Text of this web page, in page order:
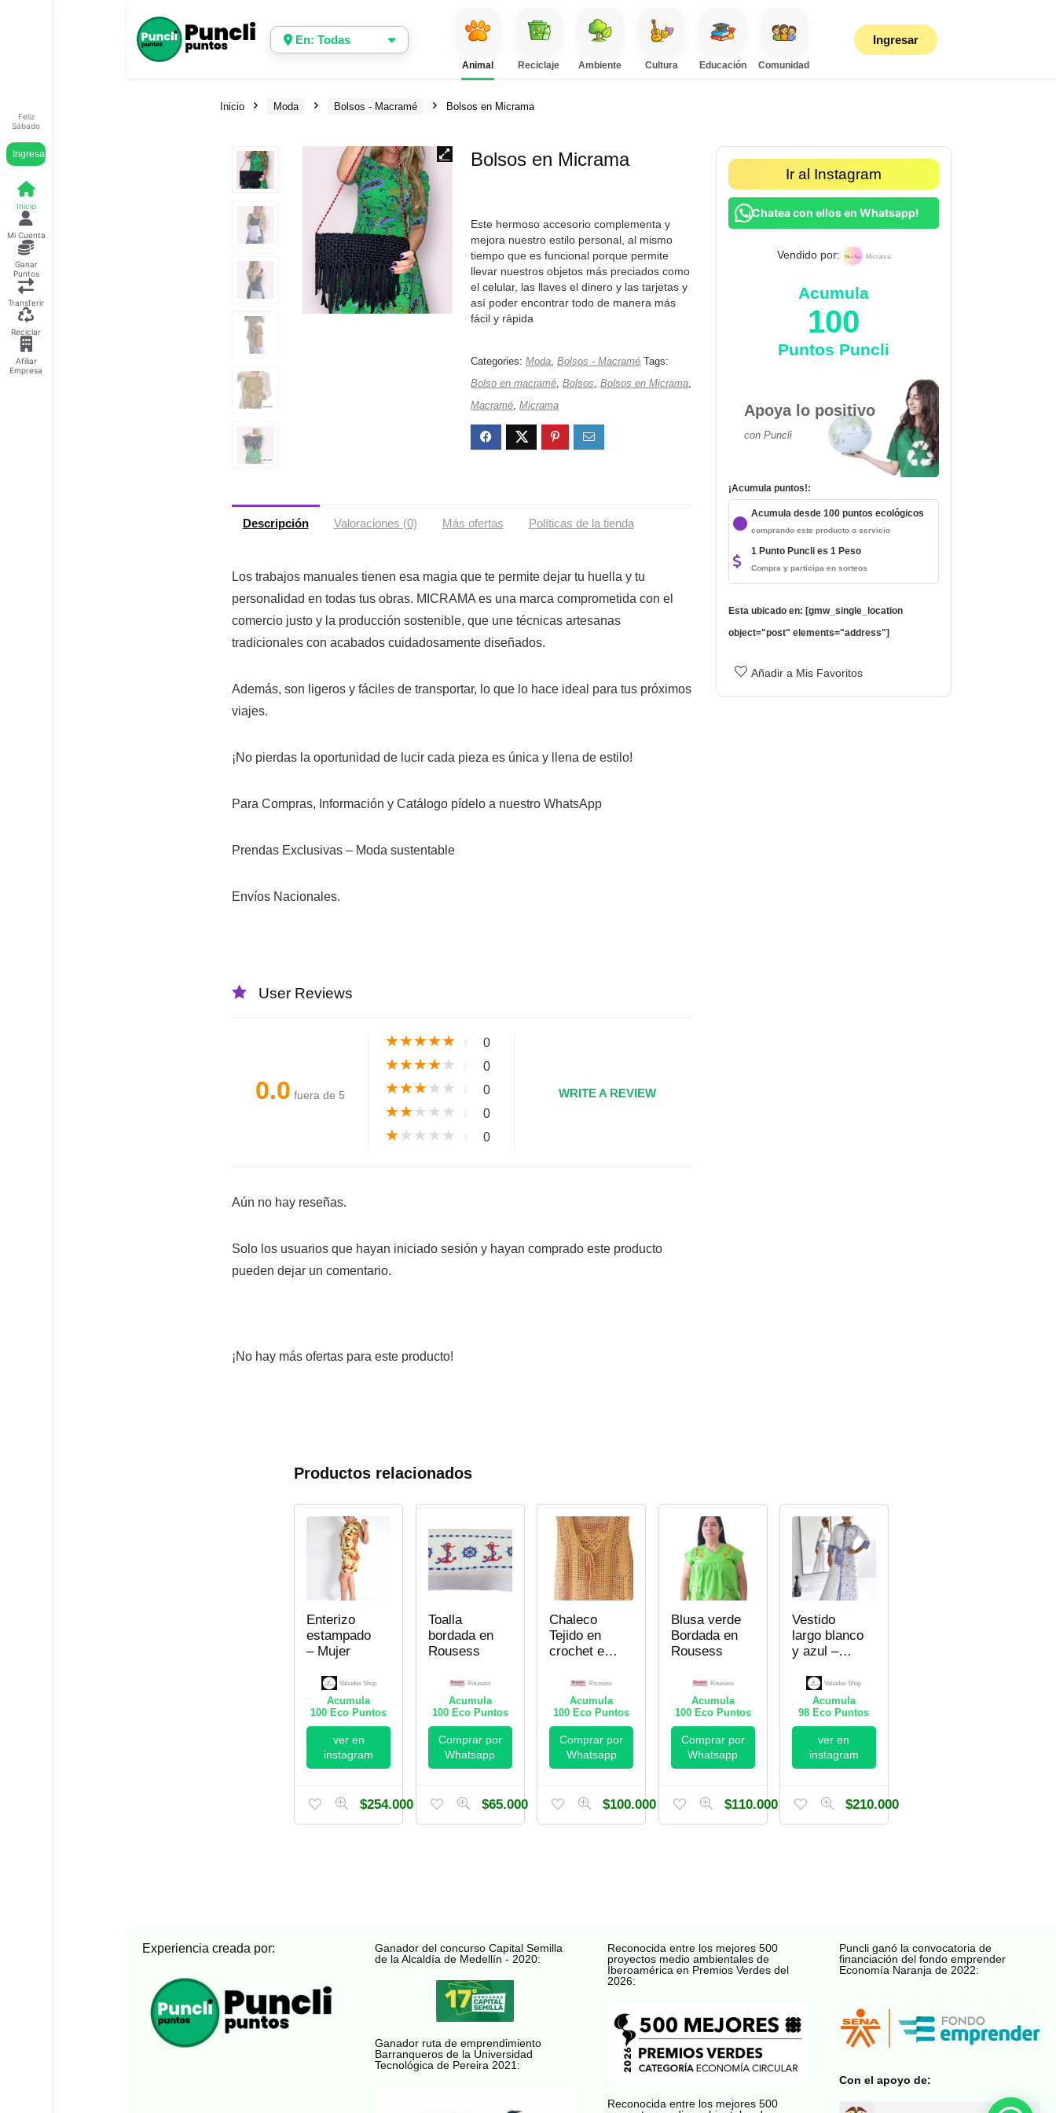
Feliz
Sábado
Ingresar
Inicio
Mi Cuenta
Ganar
Puntos
Transferir
Reciclar
Afiliar
Empresa
En: Todas
Animal Reciclaje Ambiente Cultura Educación Comunidad
Ingresar
Inicio Moda Bolsos - Macramé Bolsos en Micrama
Bolsos en Micrama
Este hermoso accesorio complementa y
mejora nuestro estilo personal, al mismo
tiempo que es funcional porque permite
llevar nuestros objetos más preciados como
el celular, las llaves el dinero y las tarjetas y
así poder encontrar todo de manera más
fácil y rápida
Categories:Moda,Bolsos - Macramé Tags:
Bolso en macramé,Bolsos,Bolsos en Micrama,
Macramé,Micrama
Descripción Valoraciones (0) Más ofertas Políticas de la tienda
Los trabajos manuales tienen esa magia que te permite dejar tu huella y tu
personalidad en todas tus obras. MICRAMA es una marca comprometida con el
comercio justo y la producción sostenible, que une técnicas artesanas
tradicionales con acabados cuidadosamente diseñados.
Además, son ligeros y fáciles de transportar, lo que lo hace ideal para tus próximos
viajes.
¡No pierdas la oportunidad de lucir cada pieza es única y llena de estilo!
Para Compras, Información y Catálogo pídelo a nuestro WhatsApp
Prendas Exclusivas – Moda sustentable
Envíos Nacionales.
User Reviews
0.0 fuera de 5
★★★★★ 0
★★★★★ 0
★★★★★ 0
★★★★★ 0
★★★★★ 0
WRITE A REVIEW
Aún no hay reseñas.
Solo los usuarios que hayan iniciado sesión y hayan comprado este producto
pueden dejar un comentario.
¡No hay más ofertas para este producto!
Ir al Instagram
¡Chatea con ellos en Whatsapp!
Vendido por: Micrama
Acumula
100
Puntos Puncli
Apoya lo positivo
con Puncli
¡Acumula puntos!:
Acumula desde 100 puntos ecológicos
comprando este producto o servicio
1 Punto Puncli es 1 Peso
Compra y participa en sorteos
Esta ubicado en: [gmw_single_location
object="post" elements="address"]
Añadir a Mis Favoritos
Productos relacionados
Enterizo
estampado
– Mujer
Vabadus Shop
Acumula
100 Eco Puntos
ver en
instagram
$254.000
Toalla
bordada en
Rousess
Rousess
Acumula
100Eco Puntos
Comprar por
Whatsapp
$65.000
Chaleco
Tejido en
crochet en
Rousess
Acumula
100 Eco Puntos
Comprar por
Whatsapp
$100.000
Blusa verde
Bordada en
Rousess
Rousess
Acumula
100Eco Puntos
Comprar por
Whatsapp
$110.000
Vestido
largo blanco
y azul –
Vabadus Shop
Acumula
98 Eco Puntos
ver en
instagram
$210.000
Experiencia creada por:
Ganador del concurso Capital Semilla
de la Alcaldía de Medellín - 2020:
Ganador ruta de emprendimiento
Barranqueros de la Universidad
Tecnológica de Pereira 2021:
Reconocida entre los mejores 500
proyectos medio ambientales de
Iberoamérica en Premios Verdes del
2026:
Reconocida entre los mejores 500
Puncli ganó la convocatoria de
financiación del fondo emprender
Economía Naranja de 2022:
Con el apoyo de: